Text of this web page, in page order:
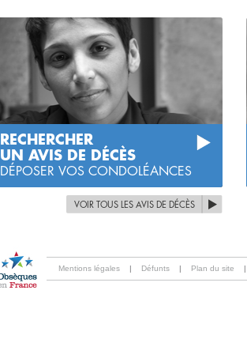
RECHERCHER
UN AVIS DE DÉCÈS
DÉPOSER VOS CONDOLÉANCES
VOIR TOUS LES AVIS DE DÉCÈS
Mentions légales | Défunts | Plan du site |